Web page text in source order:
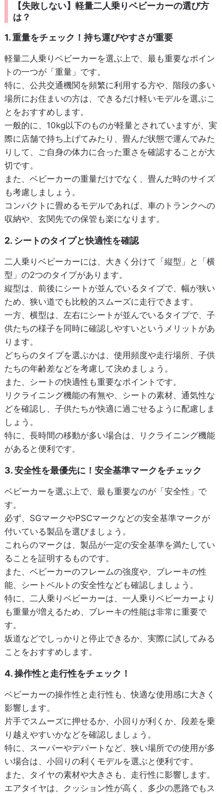
【失敗しない】軽量二人乗りベビーカーの選び方
は？
1. 重量をチェック！持ち運びやすさが重要
軽量二人乗りベビーカーを選ぶ上で、最も重要なポイン
トの一つが「重量」です。
特に、公共交通機関を頻繁に利用する方や、階段の多い
場所にお住まいの方は、できるだけ軽いモデルを選ぶこ
とをおすすめします。
一般的に、10kg以下のものが軽量とされていますが、実
際に店舗で持ち上げてみたり、畳んだ状態で運んでみた
りして、ご自身の体力に合った重さを確認することが大
切です。
また、ベビーカーの重量だけでなく、畳んだ時のサイズ
も考慮しましょう。
コンパクトに畳めるモデルであれば、車のトランクへの
収納や、玄関先での保管も楽になります。
2. シートのタイプと快適性を確認
二人乗りベビーカーには、大きく分けて「縦型」と「横
型」の2つのタイプがあります。
縦型は、前後にシートが並んでいるタイプで、幅が狭い
ため、狭い道でも比較的スムーズに走行できます。
一方、横型は、左右にシートが並んでいるタイプで、子
供たちの様子を同時に確認しやすいというメリットがあ
ります。
どちらのタイプを選ぶかは、使用頻度や走行場所、子供
たちの年齢差などを考慮して決めましょう。
また、シートの快適性も重要なポイントです。
リクライニング機能の有無や、シートの素材、通気性な
どを確認し、子供たちが快適に過ごせるように配慮しま
しょう。
特に、長時間の移動が多い場合は、リクライニング機能
があると便利です。
3. 安全性を最優先に！安全基準マークをチェック
ベビーカーを選ぶ上で、最も重要なのが「安全性」で
す。
必ず、SGマークやPSCマークなどの安全基準マークが
付いている製品を選びましょう。
これらのマークは、製品が一定の安全基準を満たしてい
ることを証明するものです。
また、ベビーカーのフレームの強度や、ブレーキの性
能、シートベルトの安全性なども確認しましょう。
特に、二人乗りベビーカーは、一人乗りベビーカーより
も重量が増えるため、ブレーキの性能は非常に重要で
す。
坂道などでしっかりと停止できるか、実際に試してみる
ことをおすすめします。
4. 操作性と走行性をチェック！
ベビーカーの操作性と走行性も、快適な使用感に大きく
影響します。
片手でスムーズに押せるか、小回りが利くか、段差を乗
り越えやすいかなどを確認しましょう。
特に、スーパーやデパートなど、狭い場所での使用が多
い場合は、小回りの利くモデルを選ぶと便利です。
また、タイヤの素材や大きさも、走行性に影響します。
エアタイヤは、クッション性が高く、多少の悪路でもス